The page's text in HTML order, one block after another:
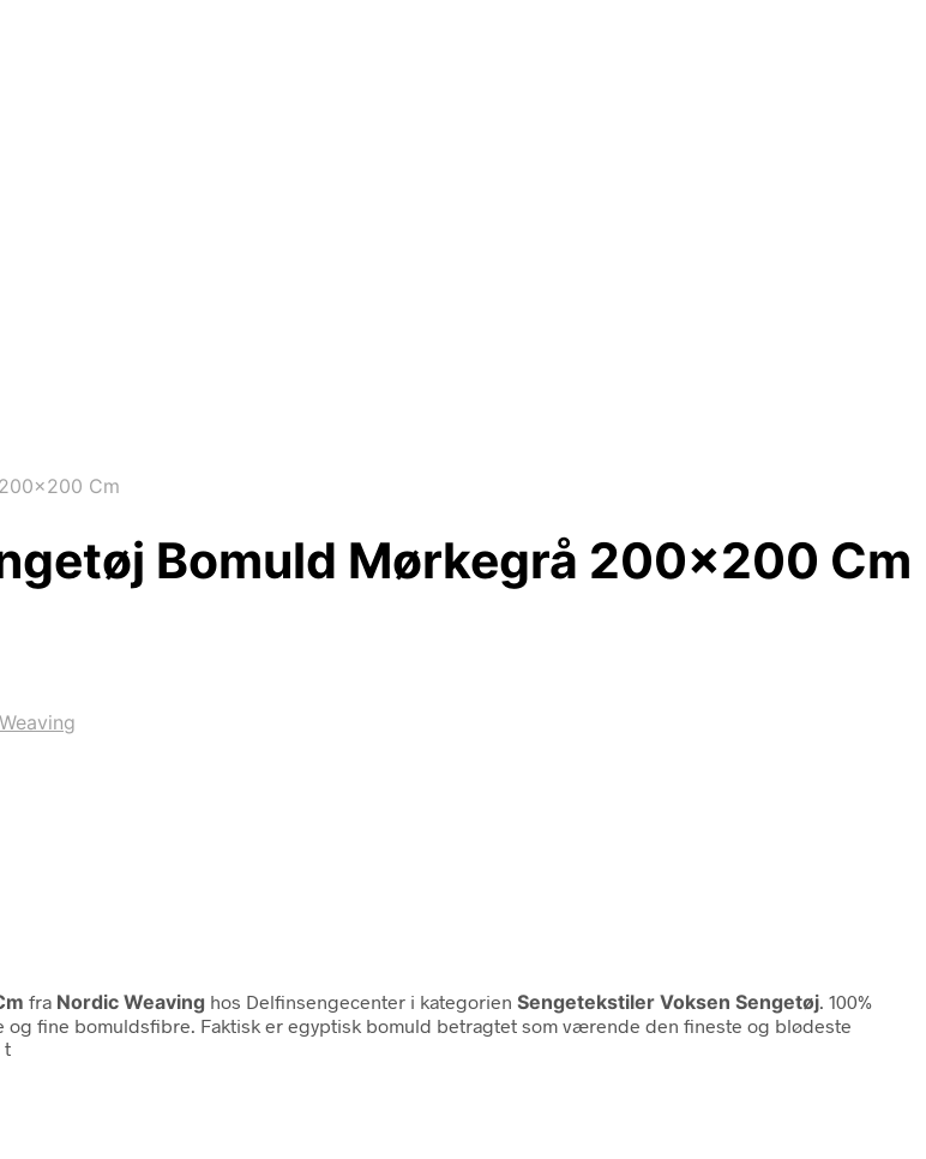
Cm
Bomuld Mørkegrå 200×200 Cm
fra Nordic Weaving hos Delfinsengecenter i kategorien Sengetekstiler Voksen Sengetøj . 100%
fine bomuldsfibre. Faktisk er egyptisk bomuld betragtet som værende den fineste og blødeste
t